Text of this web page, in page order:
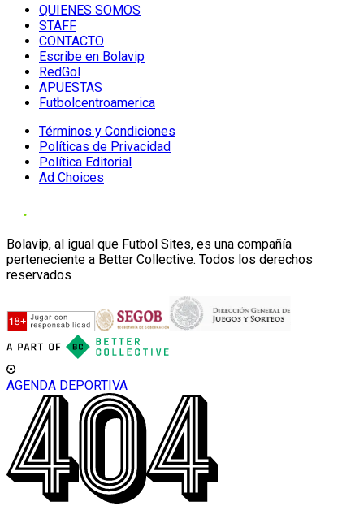
QUIENES SOMOS
STAFF
CONTACTO
Escribe en Bolavip
RedGol
APUESTAS
Futbolcentroamerica
Términos y Condiciones
Políticas de Privacidad
Política Editorial
Ad Choices
Bolavip, al igual que Futbol Sites, es una compañía
perteneciente a Better Collective. Todos los derechos
reservados
AGENDA DEPORTIVA